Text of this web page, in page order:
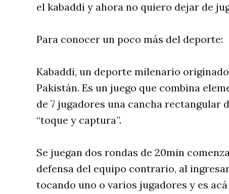
el kabaddi y ahora no quiero dejar de
Para conocer un poco más del deporte:
Kabaddi, un deporte milenario
Pakistán. Es un juego que combina
de 7 jugadores una cancha rectangular
“toque y captura”.
Se juegan dos rondas de 20min
defensa del equipo contrario, al
tocando uno o varios jugadores y es